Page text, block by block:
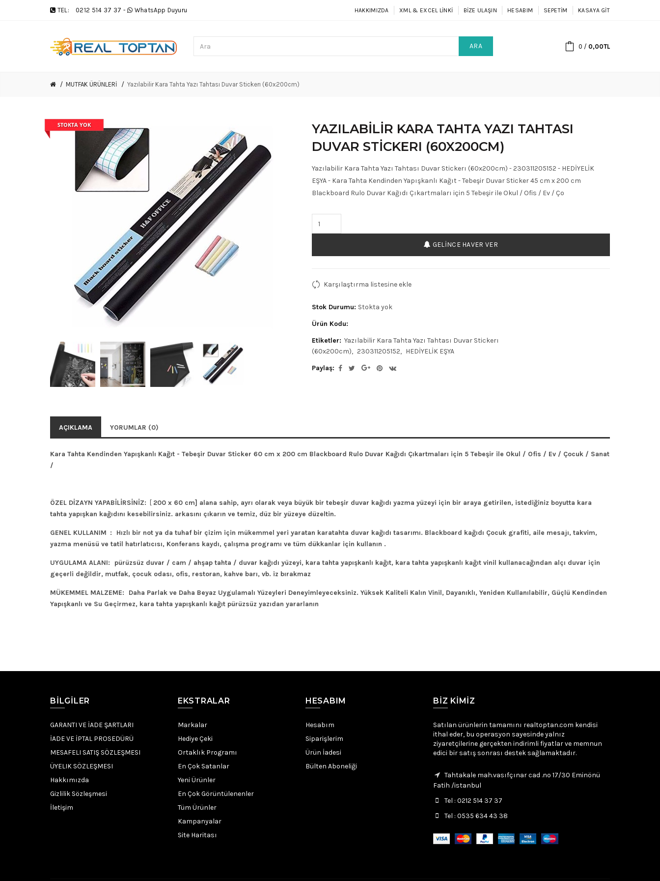
TEL: 0212 514 37 37 - WhatsApp Duyuru HAKKIMIZDA XML & EXCEL LINKI BIZE ULAŞIN HESABIM SEPETIM KASAYA GIT
ARA 0 / 0,00TL
MUTFAK ÜRÜNLERİ Yazılabilir Kara Tahta Yazı Tahtası Duvar Stickerı (60x200cm)
STOKTA YOK
YAZILABILIR KARA TAHTA YAZI TAHTASI
DUVAR STICKERI (60X200CM)
Yazılabilir Kara Tahta Yazı Tahtası Duvar Stickerı (60x200cm) - 230311205152 - HEDİYELİK
EŞYA - Kara Tahta Kendinden Yapışkanlı Kağıt - Tebeşir Duvar Sticker 45 cm x 200 cm
Blackboard Rulo Duvar Kağıdı Çıkartmaları için 5 Tebeşir ile Okul / Ofis / Ev / Ço
GELINCE HAVER VER
Karşılaştırma listesine ekle
Stok Durumu: Stokta yok
Ürün Kodu:
Etiketler: Yazılabilir Kara Tahta Yazı Tahtası Duvar Stickerı
(60x200cm)
230311205152
HEDİYELİK EŞYA
Paylaş:
AÇIKLAMA YORUMLAR (0)
Kara Tahta Kendinden Yapışkanlı Kağıt - Tebeşir Duvar Sticker 60 cm x 200 cm Blackboard Rulo Duvar Kağıdı Çıkartmaları için 5 Tebeşir ile Okul / Ofis / Ev / Çocuk / Sanat
/
ÖZEL DİZAYN YAPABİLİRSİNİZ: [ 200 x 60 cm] alana sahip, ayrı olarak veya büyük bir tebeşir duvar kağıdı yazma yüzeyi için bir araya getirilen, istediğiniz boyutta kara
tahta yapışkan kağıdını kesebilirsiniz. arkasını çıkarın ve temiz, düz bir yüzeye düzeltin.
GENEL KULLANIM :
Hızlı bir not ya da tuhaf bir çizim için mükemmel yeri yaratan karatahta duvar kağıdı tasarımı. Blackboard kağıdı Çocuk grafiti, aile mesajı, takvim,
yazma menüsü ve tatil hatırlatıcısı, Konferans kaydı, çalışma programı ve tüm dükkanlar için kullanın .
UYGULAMA ALANI:
pürüzsüz duvar / cam / ahşap tahta / duvar kağıdı yüzeyi, kara tahta yapışkanlı kağıt, kara tahta yapışkanlı kağıt vinil kullanacağından alçı duvar için
geçerli değildir, mutfak, çocuk odası, ofis, restoran, kahve barı, vb. iz bırakmaz
MÜKEMMEL MALZEME:
Daha Parlak ve Daha Beyaz Uygulamalı Yüzeyleri Deneyimleyeceksiniz. Yüksek Kaliteli Kalın Vinil, Dayanıklı, Yeniden Kullanılabilir, Güçlü Kendinden
Yapışkanlı ve Su Geçirmez, kara tahta yapışkanlı kağıt pürüzsüz yazıdan yararlanın
BILGILER
GARANTI VE İADE ŞARTLARI
İADE VE İPTAL PROSEDÜRÜ
MESAFELI SATIŞ SÖZLEŞMESI
ÜYELIK SÖZLEŞMESI
Hakkımızda
Gizlilik Sözleşmesi
İletişim
EKSTRALAR
Markalar
Hediye Çeki
Ortaklık Programı
En Çok Satanlar
Yeni Ürünler
En Çok Görüntülenenler
Tüm Ürünler
Kampanyalar
Site Haritası
HESABIM
Hesabım
Siparişlerim
Ürün İadesi
Bülten Aboneliği
BIZ KIMIZ
Satılan ürünlerin tamamını realtoptan.com kendisi
ithal eder, bu operasyon sayesinde yalnız
ziyaretçilerine gerçekten indirimli fiyatlar ve memnun
edici bir satış sonrası destek sağlamaktadır.
Tahtakale mah.vasıfçınar cad .no 17/30 Eminönü
Fatih /istanbul
Tel : 0212 514 37 37
Tel : 0535 634 43 38